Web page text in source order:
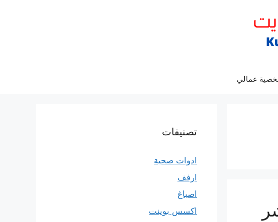
عمالي
تصنيفات
ادوات صحية
ارفف
اصباغ
اكسس بوينت